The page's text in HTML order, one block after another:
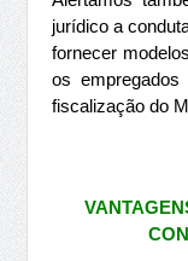
jurídico a
fornecer
os
fiscalização do